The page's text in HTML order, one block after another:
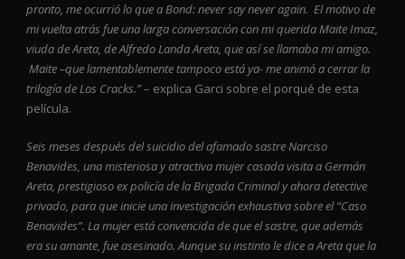
pronto, me ocurrió lo que a Bond: never say never again. El motivo de
mi vuelta atrás fue una larga conversación con mi querida Maite Imaz,
viuda de Areta, de Alfredo Landa Areta, que así se llamaba mi amigo.
Maite –que lamentablemente tampoco está ya- me animó a cerrar la
trilogía de Los Cracks.”– explica Garci sobre el porqué de esta
película.
Seis meses después del suicidio del afamado sastre Narciso
Benavides, una misteriosa y atractiva mujer casada visita a Germán
Areta, prestigioso ex policía de la Brigada Criminal y ahora detective
privado, para que inicie una investigación exhaustiva sobre el “Caso
Benavides”. La mujer está convencida de que el sastre, que además
era su amante, fue asesinado. Aunque su instinto le dice a Areta que la